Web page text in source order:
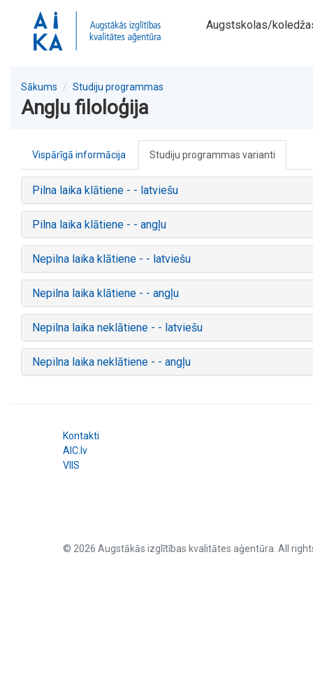
Augstskolas/
Sākums Studiju programmas
Angļu filoloģija
Vispārīgā informācija Studiju programmas varianti
Pilna laika klātiene - - latviešu
Pilna laika klātiene - - angļu
Nepilna laika klātiene - - latviešu
Nepilna laika klātiene - - angļu
Nepilna laika neklātiene - - latviešu
Nepilna laika neklātiene - - angļu
Kontakti
AIC.lv
VIIS
© 2026 Augstākās izglītības kvalitātes aģentūra. All